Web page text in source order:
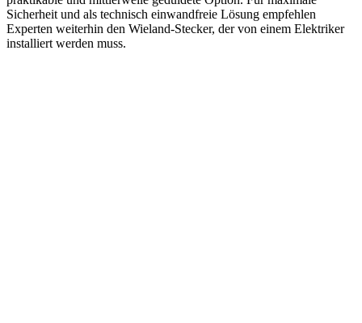
Sicherheit und als technisch einwandfreie Lösung empfehlen
Experten weiterhin den Wieland-Stecker, der von einem Elektriker
installiert werden muss.